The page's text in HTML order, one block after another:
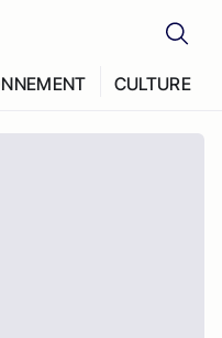
CULTURE